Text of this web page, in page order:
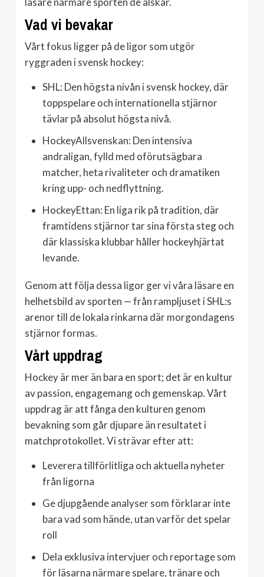
Vad vi bevakar
Vårt fokus ligger på de ligor som utgör
ryggraden i svensk hockey:
SHL: Den högsta nivån i svensk hockey, där
toppspelare och internationella stjärnor
tävlar på absolut högsta nivå.
HockeyAllsvenskan: Den intensiva
andraligan, fylld med oförutsägbara
matcher, heta rivaliteter och dramatiken
kring upp- och nedflyttning.
HockeyEttan: En liga rik på tradition, där
framtidens stjärnor tar sina första steg och
där klassiska klubbar håller hockeyhjärtat
levande.
Genom att följa dessa ligor ger vi våra läsare en
helhetsbild av sporten — från rampljuset i SHL:s
arenor till de lokala rinkarna där morgondagens
stjärnor formas.
Vårt uppdrag
Hockey är mer än bara en sport; det är en kultur
av passion, engagemang och gemenskap. Vårt
uppdrag är att fånga den kulturen genom
bevakning som går djupare än resultatet i
matchprotokollet. Vi strävar efter att:
Leverera tillförlitliga och aktuella nyheter
från ligorna
Ge djupgående analyser som förklarar inte
bara vad som hände, utan varför det spelar
roll
Dela exklusiva intervjuer och reportage som
för läsarna närmare spelare, tränare och